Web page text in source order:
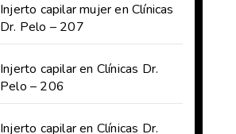
Injerto capilar mujer en Clínicas
Dr. Pelo – 207
Injerto capilar en Clínicas Dr.
Pelo – 206
Injerto capilar en Clínicas Dr.